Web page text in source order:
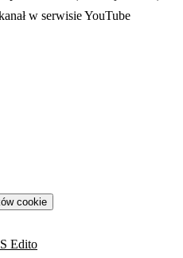
karcie
w serwisie YouTube
cookie
Edito